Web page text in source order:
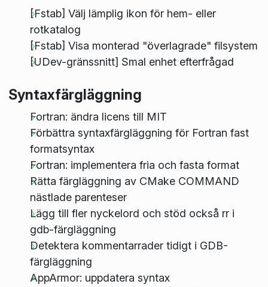
[Fstab] Välj lämplig ikon för hem- eller
rotkatalog
[Fstab] Visa monterad "överlagrade" filsystem
[UDev-gränssnitt] Smal enhet efterfrågad
Syntaxfärgläggning
Fortran: ändra licens till MIT
Förbättra syntaxfärgläggning för Fortran fast
formatsyntax
Fortran: implementera fria och fasta format
Rätta färgläggning av CMake COMMAND
nästlade parenteser
Lägg till fler nyckelord och stöd också rr i
gdb-färgläggning
Detektera kommentarrader tidigt i GDB-
färgläggning
AppArmor: uppdatera syntax